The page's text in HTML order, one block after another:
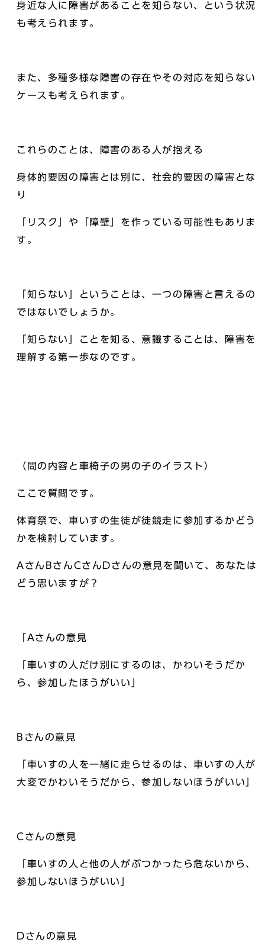
身近な人に障害があることを知らない、という状況
も考えられます。
また、多種多様な障害の存在やその対応を知らない
ケースも考えられます。
これらのことは、障害のある人が抱える
身体的要因の障害とは別に、社会的要因の障害とな
り
「リスク」や「障壁」を作っている可能性もありま
す。
「知らない」ということは、一つの障害と言えるの
ではないでしょうか。
「知らない」ことを知る、意識することは、障害を
理解する第一歩なのです。
（問の内容と車椅子の男の子のイラスト）
ここで質問です。
体育祭で、車いすの生徒が徒競走に参加するかどう
かを検討しています。
AさんBさんCさんDさんの意見を聞いて、あなたは
どう思いますが？
「Aさんの意見
「車いすの人だけ別にするのは、かわいそうだか
ら、参加したほうがいい」
Bさんの意見
「車いすの人を一緒に走らせるのは、車いすの人が
大変でかわいそうだから、参加しないほうがいい」
Cさんの意見
「車いすの人と他の人がぶつかったら危ないから、
参加しないほうがいい」
Dさんの意見